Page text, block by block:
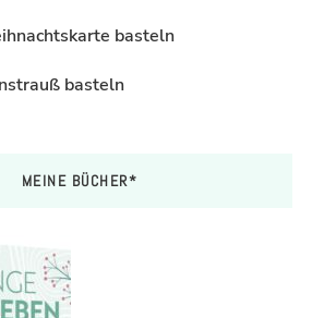
basteln
basteln
MEINE BÜCHER*